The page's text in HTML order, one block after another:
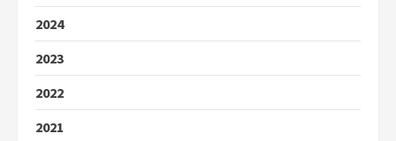
2024
2023
2022
2021